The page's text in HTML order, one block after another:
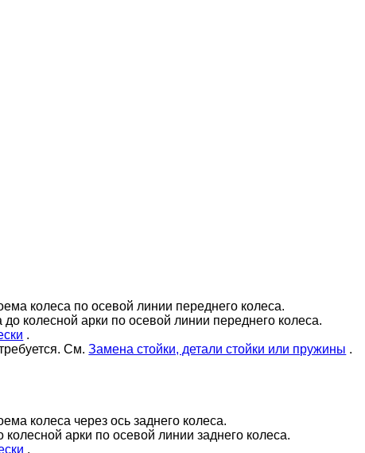
колеса по осевой линии переднего колеса.
колесной арки по осевой линии переднего колеса.
.
См.Замена стойки, детали стойки или пружины .
колеса через ось заднего колеса.
арки по осевой линии заднего колеса.
.